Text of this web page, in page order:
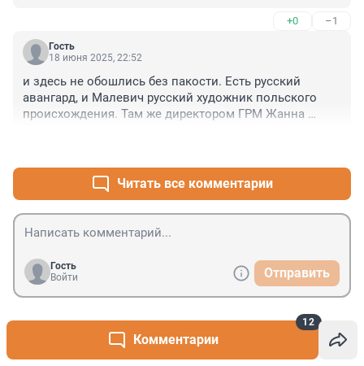
Комментарии
12
+0 –1
Гость
18 июня 2025, 22:52
и здесь не обошлись без пакости. Есть русский
авангард, и Малевич русский художник польского
происхождения. Там же директором ГРМ Жанна
Читать все комментарии
Гость
Войти
Отправить
1
Кому признаются в любви, а кому разобьют